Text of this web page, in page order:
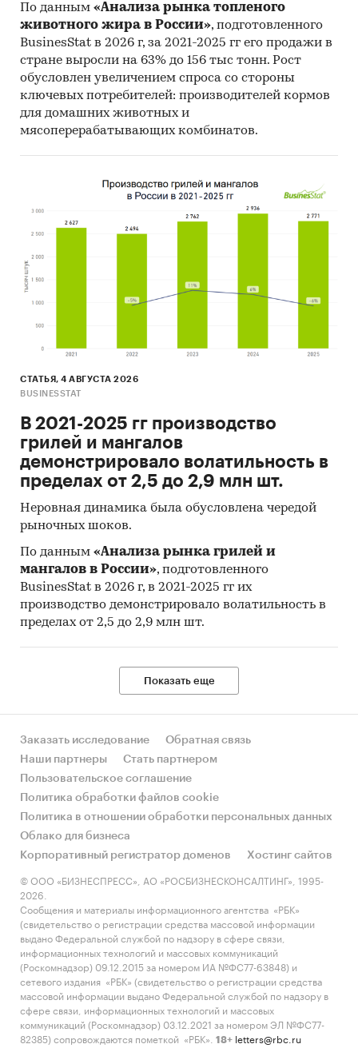
По данным «Анализа рынка топленого
животного жира в России», подготовленного
BusinesStat в 2026 г, за 2021-2025 гг его продажи в
стране выросли на 63% до 156 тыс тонн. Рост
обусловлен увеличением спроса со стороны
ключевых потребителей: производителей кормов
для домашних животных и
мясоперерабатывающих комбинатов.
СТАТЬЯ, 4 АВГУСТА 2026
BUSINESSTAT
В 2021-2025 гг производство
грилей и мангалов
демонстрировало волатильность в
пределах от 2,5 до 2,9 млн шт.
Неровная динамика была обусловлена чередой
рыночных шоков.
По данным «Анализа рынка грилей и
мангалов в России», подготовленного
BusinesStat в 2026 г, в 2021-2025 гг их
производство демонстрировало волатильность в
пределах от 2,5 до 2,9 млн шт.
Показать еще
Заказать исследование
Обратная связь
Наши партнеры
Стать партнером
Пользовательское соглашение
Политика обработки файлов cookie
Политика в отношении обработки персональных данных
Облако для бизнеса
Корпоративный регистратор доменов
Хостинг сайтов
© ООО «БИЗНЕСПРЕСС», АО «РОСБИЗНЕСКОНСАЛТИНГ», 1995-
2026.
Сообщения и материалы информационного агентства «РБК»
(свидетельство о регистрации средства массовой информации
выдано Федеральной службой по надзору в сфере связи,
информационных технологий и массовых коммуникаций
(Роскомнадзор) 09.12.2015 за номером ИА №ФС77-63848) и
сетевого издания «РБК» (свидетельство о регистрации средства
массовой информации выдано Федеральной службой по надзору в
сфере связи, информационных технологий и массовых
коммуникаций (Роскомнадзор) 03.12.2021 за номером ЭЛ №ФС77-
82385) сопровождаются пометкой «РБК».
18+ letters@rbc.ru